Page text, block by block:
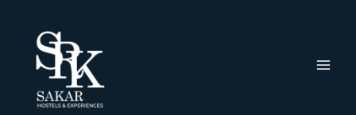
contenido